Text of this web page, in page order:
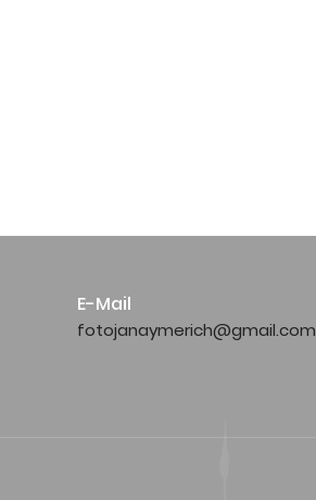
E-Mail
fotojanaymerich@gmail.com